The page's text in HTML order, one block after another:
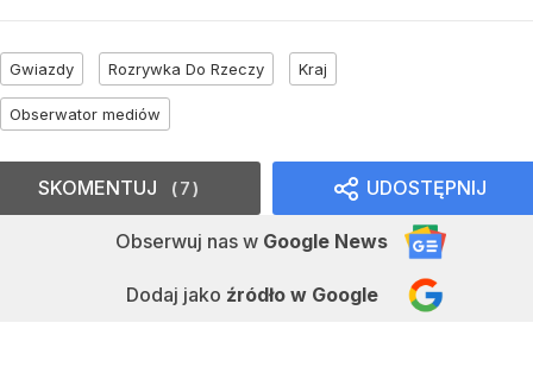
Gwiazdy Rozrywka Do Rzeczy Kraj
Obserwator mediów
UDOSTĘPNIJ
Obserwuj nas w Google News
Dodaj jako źródło w Google
SKOMENTUJ 7